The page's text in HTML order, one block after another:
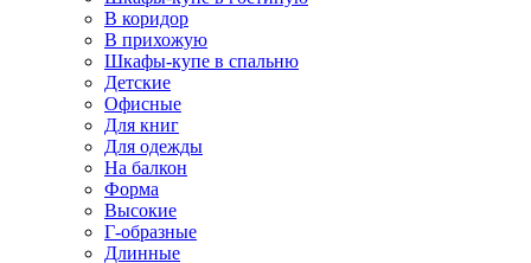
В коридор
В прихожую
Шкафы-купе в спальню
Детские
Офисные
Для книг
Для одежды
На балкон
Форма
Высокие
Г-образные
Длинные